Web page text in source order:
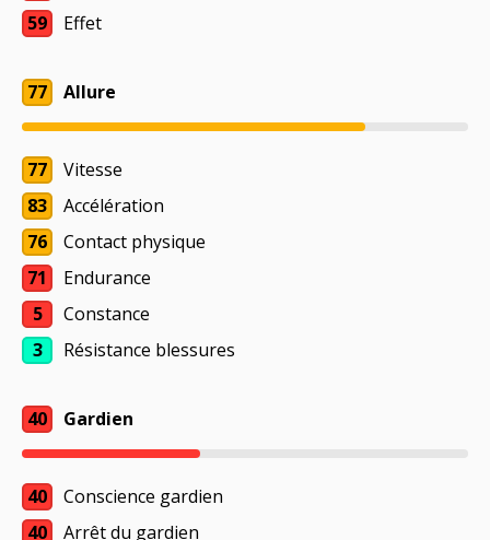
59
Effet
77 Allure
77
Vitesse
83
Accélération
76
Contact physique
71
Endurance
5
Constance
3
Résistance blessures
40 Gardien
40
Conscience gardien
40
Arrêt du gardien